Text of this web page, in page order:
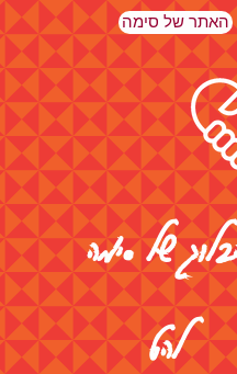
האתר של סימה
של סימה
להט